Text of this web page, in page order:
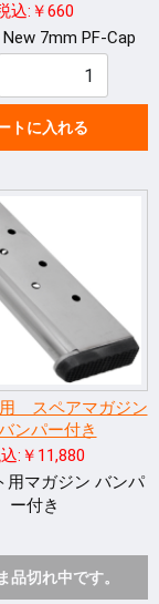
込:￥660
7mm PF-Cap
トに入れる
用 スペアマガジン
ンパー付き
:￥11,880
用マガジン バンパ
ー付き
品切れ中です。